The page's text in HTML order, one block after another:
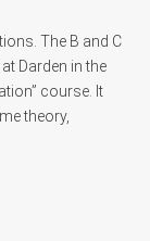
The B and C
Darden in the
course. It
theory,